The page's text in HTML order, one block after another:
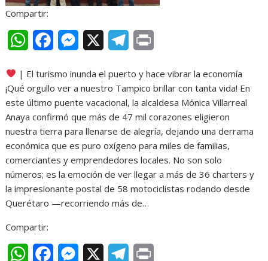
Compartir:
W
a
t
s
A
p
p
c
e
b
o
o
k
M
s
s
e
n
g
e
r
l
e
g
r
a
m
i
n
t
| El turismo inunda el puerto y hace vibrar la economía
¡Qué orgullo ver a nuestro Tampico brillar con tanta vida! En
este último puente vacacional, la alcaldesa Mónica Villarreal
Anaya confirmó que más de 47 mil corazones eligieron
nuestra tierra para llenarse de alegría, dejando una derrama
económica que es puro oxígeno para miles de familias,
comerciantes y emprendedores locales. No son solo
números; es la emoción de ver llegar a más de 36 charters y
la impresionante postal de 58 motociclistas rodando desde
Querétaro —recorriendo más de…
Compartir:
W
M